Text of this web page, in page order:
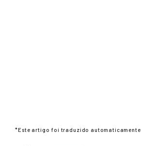
*Este artigo foi traduzido automaticamente.